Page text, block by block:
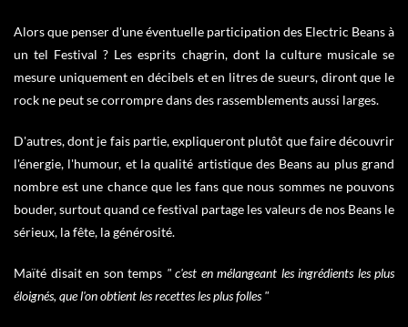
Alors que penser d'une éventuelle participation des Electric Beans à
un tel Festival ? Les esprits chagrin, dont la culture musicale se
mesure uniquement en décibels et en litres de sueurs, diront que le
rock ne peut se corrompre dans des rassemblements aussi larges.
D'autres, dont je fais partie, expliqueront plutôt que faire découvrir
l'énergie, l'humour, et la qualité artistique des Beans au plus grand
nombre est une chance que les fans que nous sommes ne pouvons
bouder, surtout quand ce festival partage les valeurs de nos Beans le
sérieux, la fête, la générosité.
Maïté disait en son temps " c'est en mélangeant les ingrédients les plus
éloignés, que l'on obtient les recettes les plus folles "